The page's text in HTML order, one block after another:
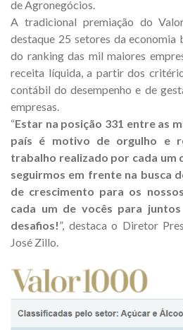
de Agronegócios.
A tradicional premiação do
destaque 25 setores da
do ranking das mil maiores
receita líquida, a partir dos
contábil do desempenho e de
empresas.
“Estar na posição 331 entre as
país é motivo de orgulho e
trabalho realizado por cada um
seguirmos em frente na busca
de crescimento para os
cada um de vocês para
desafios!”, destaca o Diretor
José Zillo.